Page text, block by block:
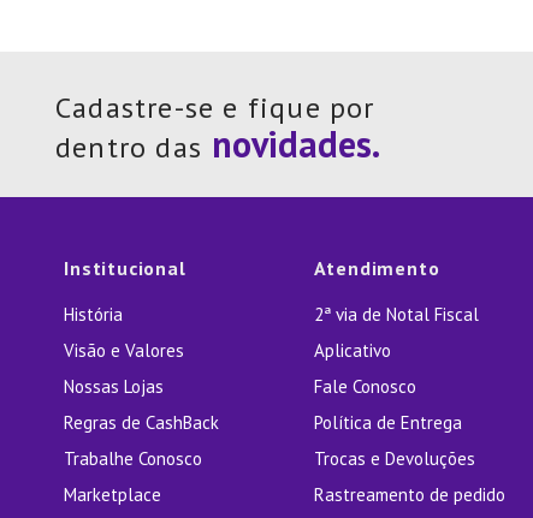
Cadastre-se e fique por
dentro das
Institucional
História
Visão e Valores
Nossas Lojas
Regras de CashBack
Trabalhe Conosco
Marketplace
Atendimento
2ª via de Notal Fiscal
Aplicativo
Fale Conosco
Política de Entrega
Trocas e Devoluções
Rastreamento de pedido